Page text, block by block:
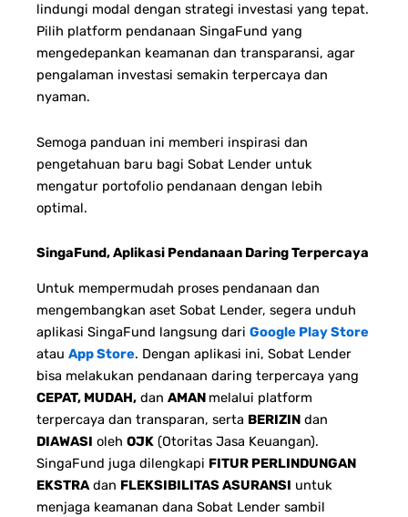
lindungi modal dengan strategi investasi yang tepat.
Pilih platform pendanaan SingaFund yang
mengedepankan keamanan dan transparansi, agar
pengalaman investasi semakin terpercaya dan
nyaman.
Semoga panduan ini memberi inspirasi dan
pengetahuan baru bagi Sobat Lender untuk
mengatur portofolio pendanaan dengan lebih
optimal.
SingaFund, Aplikasi Pendanaan Daring Terpercaya
Untuk mempermudah proses pendanaan dan
mengembangkan aset Sobat Lender, segera unduh
aplikasi SingaFund langsung dari Google Play Store
atau App Store. Dengan aplikasi ini, Sobat Lender
bisa melakukan pendanaan daring terpercaya yang
CEPAT, MUDAH, dan AMAN melalui platform
terpercaya dan transparan, serta BERIZIN dan
DIAWASI oleh OJK (Otoritas Jasa Keuangan).
SingaFund juga dilengkapi FITUR PERLINDUNGAN
EKSTRA dan FLEKSIBILITAS ASURANSI untuk
menjaga keamanan dana Sobat Lender sambil